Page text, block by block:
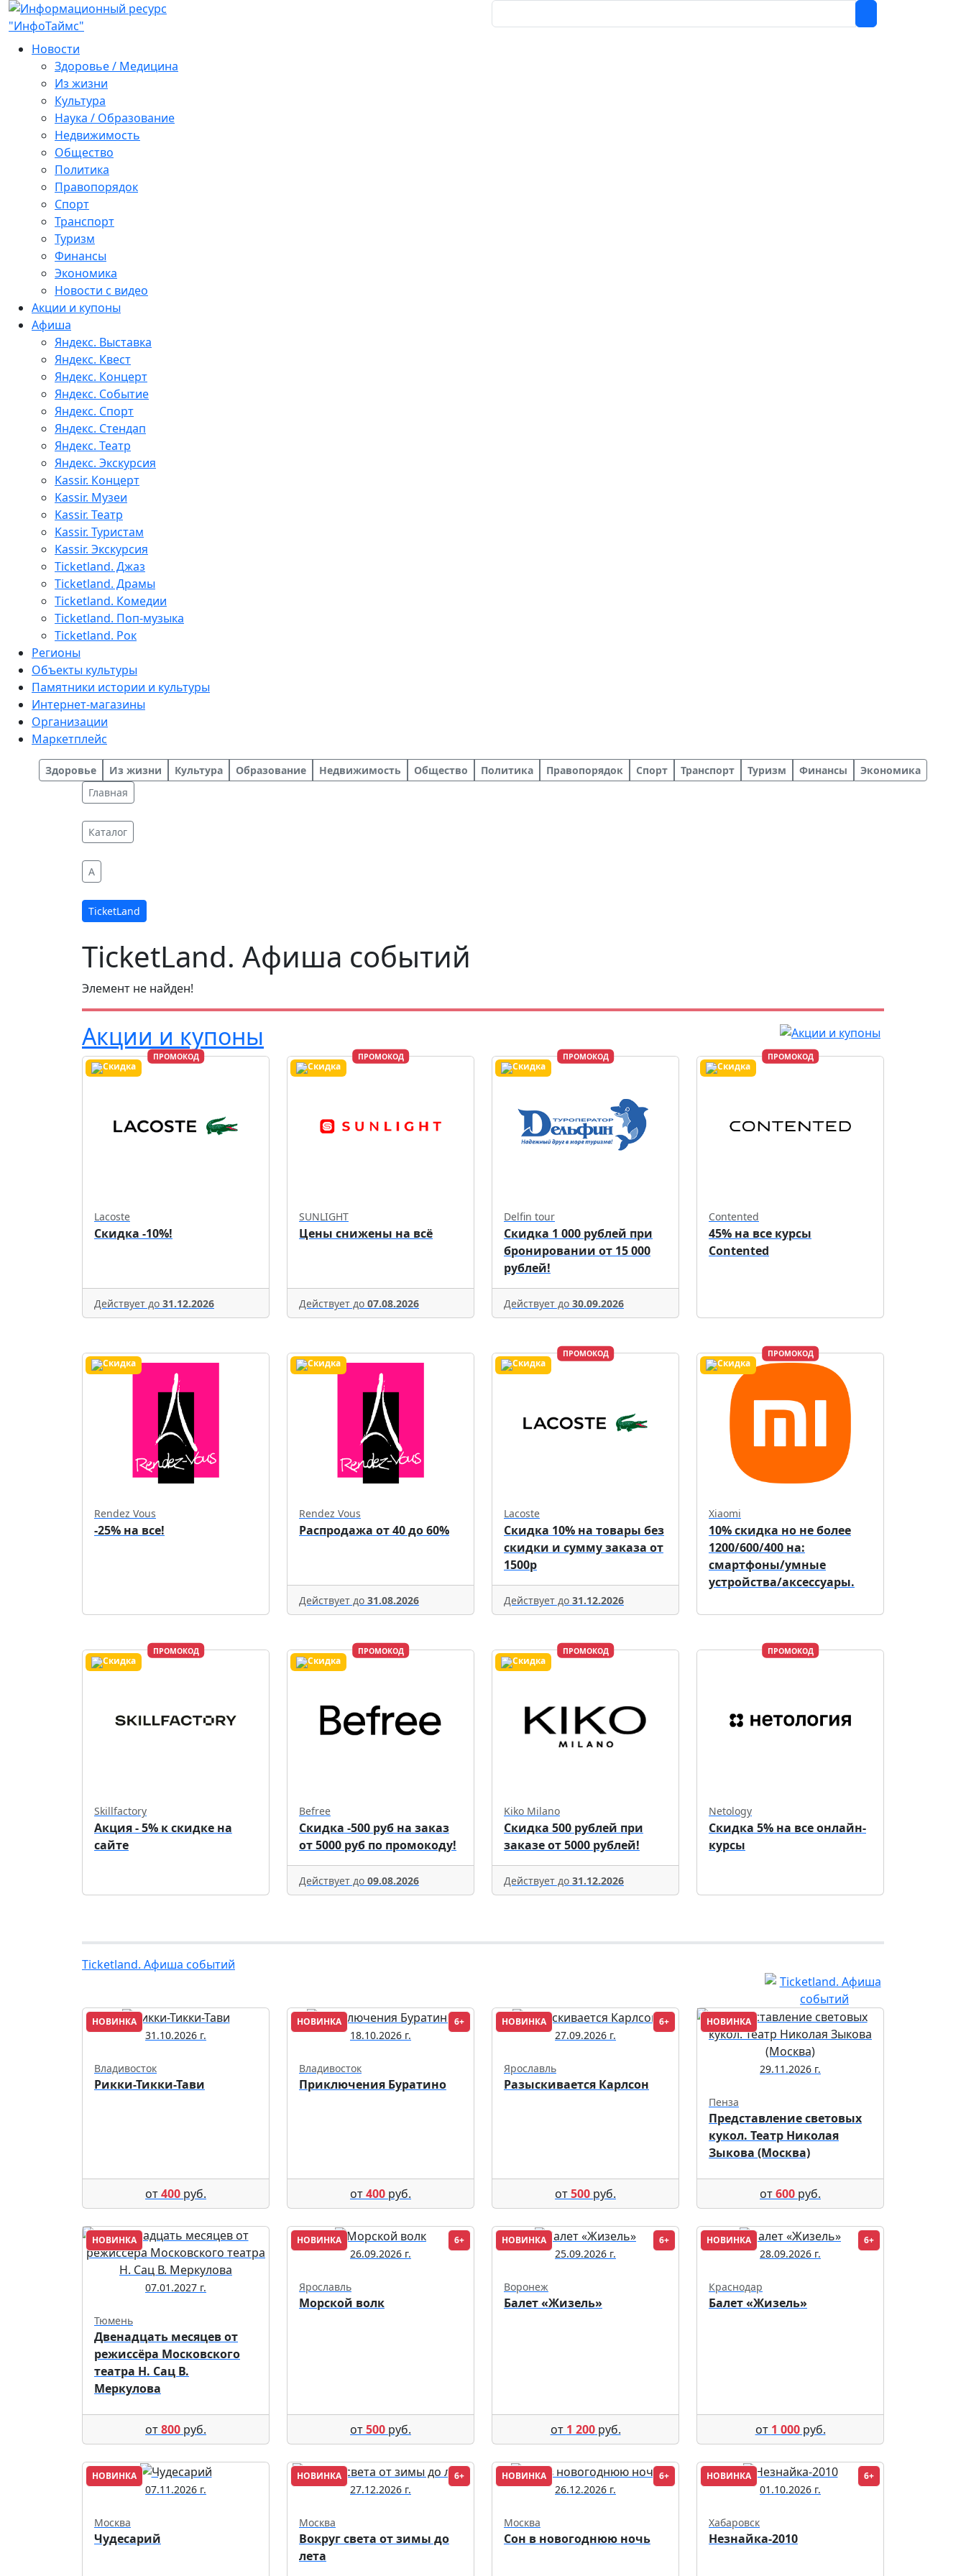
Новости
Здоровье / Медицина
Из жизни
Культура
Наука / Образование
Недвижимость
Общество
Политика
Правопорядок
Спорт
Транспорт
Туризм
Финансы
Экономика
Новости с видео
Акции и купоны
Афиша
Яндекс. Выставка
Яндекс. Квест
Яндекс. Концерт
Яндекс. Событие
Яндекс. Спорт
Яндекс. Стендап
Яндекс. Театр
Яндекс. Экскурсия
Kassir. Концерт
Kassir. Музеи
Kassir. Театр
Kassir. Туристам
Kassir. Экскурсия
Ticketland. Джаз
Ticketland. Драмы
Ticketland. Комедии
Ticketland. Поп-музыка
Ticketland. Рок
Регионы
Объекты культуры
Памятники истории и культуры
Интернет-магазины
Организации
Маркетплейс
Здоровье Из жизни Культура Образование Недвижимость Общество Политика Правопорядок Спорт Транспорт Туризм Финансы
Экономика
Главная
Каталог
A
TicketLand
TicketLand. Афиша событий
Элемент не найден!
Акции и купоны
ПРОМОКОД
Lacoste
Скидка -10%!
Действует до 31.12.2026
ПРОМОКОД
SUNLIGHT
Цены снижены на всё
Действует до 07.08.2026
ПРОМОКОД
Delfin tour
Скидка 1 000 рублей при
бронировании от 15 000
рублей!
Действует до 30.09.2026
ПРОМОКОД
Contented
45% на все курсы
Contented
Rendez Vous
-25% на все!
Rendez Vous
Распродажа от 40 до 60%
Действует до 31.08.2026
ПРОМОКОД
Lacoste
Скидка 10% на товары без
скидки и сумму заказа от
1500р
Действует до 31.12.2026
ПРОМОКОД
Xiaomi
10% скидка но не более
1200/600/400 на:
смартфоны/умные
устройства/аксессуары.
ПРОМОКОД
Skillfactory
Акция - 5% к скидке на
сайте
ПРОМОКОД
Befree
Скидка -500 руб на заказ
от 5000 руб по промокоду!
Действует до 09.08.2026
ПРОМОКОД
Kiko Milano
Скидка 500 рублей при
заказе от 5000 рублей!
Действует до 31.12.2026
ПРОМОКОД
Netology
Скидка 5% на все онлайн-
курсы
Ticketland. Афиша событий
НОВИНКА
31.10.2026 г.
Владивосток
Рикки-Тикки-Тави
от400 руб.
НОВИНКА 6+
18.10.2026 г.
Владивосток
Приключения Буратино
от400 руб.
НОВИНКА 6+
27.09.2026 г.
Ярославль
Разыскивается Карлсон
от500 руб.
НОВИНКА
29.11.2026 г.
Пенза
Представление световых
кукол. Театр Николая
Зыкова (Москва)
от600 руб.
НОВИНКА
07.01.2027 г.
Тюмень
Двенадцать месяцев от
режиссёра Московского
театра Н. Сац В.
Меркулова
от800 руб.
НОВИНКА 6+
26.09.2026 г.
Ярославль
Морской волк
от500 руб.
НОВИНКА 6+
25.09.2026 г.
Воронеж
Балет «Жизель»
от 1 200руб.
НОВИНКА 6+
28.09.2026 г.
Краснодар
Балет «Жизель»
от 1 000руб.
НОВИНКА
07.11.2026 г.
Москва
Чудесарий
НОВИНКА 6+
27.12.2026 г.
Москва
Вокруг света от зимы до
лета
НОВИНКА 6+
26.12.2026 г.
Москва
Сон в новогоднюю ночь
НОВИНКА 6+
01.10.2026 г.
Хабаровск
Незнайка-2010